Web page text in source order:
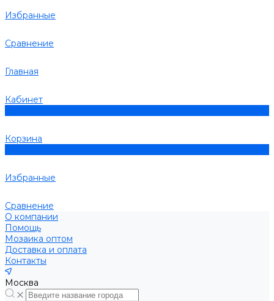
Избранные
Сравнение
Главная
Кабинет
Корзина
Избранные
Сравнение
О компании
Помощь
Мозаика оптом
Доставка и оплата
Контакты
Москва